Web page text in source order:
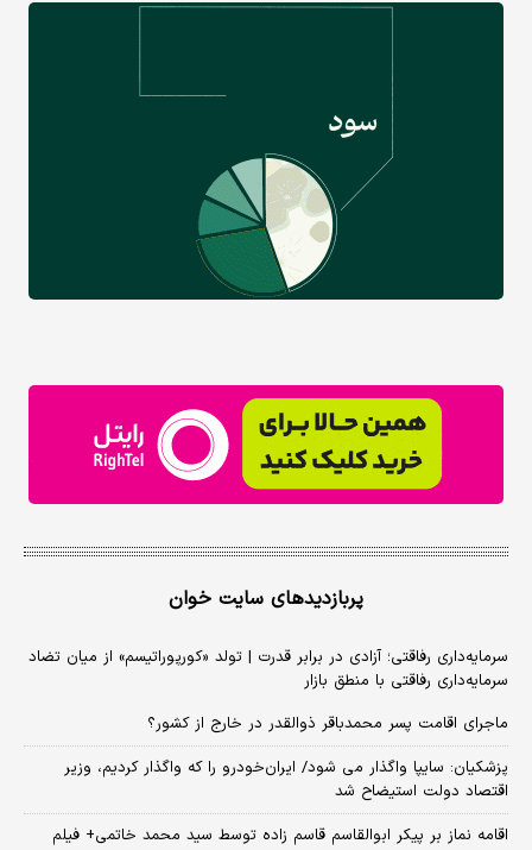
پربازدیدهای سایت خوان
سرمایه‌داری رفاقتی؛ آزادی در برابر قدرت | تولد «کورپوراتیسم» از میان تضاد
سرمایه‌داری رفاقتی با منطق بازار
ماجرای اقامت پسر محمدباقر ذوالقدر در خارج از کشور؟
پزشکیان: سایپا واگذار می شود/ ایران‌خودرو را که واگذار کردیم، وزیر
اقتصاد دولت استیضاح شد
اقامه نماز بر پیکر ابوالقاسم قاسم زاده توسط سید محمد خاتمی+ فیلم